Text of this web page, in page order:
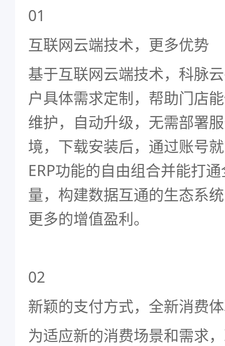
01
互联网云端技术，更多优势
基于互联网云端技术，科脉
户具体需求定制，帮助门店
维护，自动升级，无需部署
境，下载安装后，通过账号
ERP功能的自由组合并能打
量，构建数据互通的生态系
更多的增值盈利。
02
新颖的支付方式，全新消费
为适应新的消费场景和需求